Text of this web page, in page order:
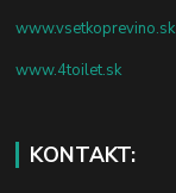
www.vsetkoprevino.sk
www.4toilet.sk
KONTAKT: